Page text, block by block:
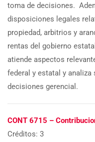
toma de decisiones.
disposiciones legales
propiedad, arbitrios y
rentas del gobierno
atiende aspectos
federal y estatal y
decisiones gerencial.
CONT 6715 –
Créditos: 3